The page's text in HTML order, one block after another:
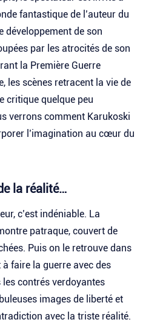
fantastique de l’auteur du
développement de son
par les atrocités de son
la Première Guerre
les scènes retracent la vie de
critique quelque peu
verrons comment Karukoski
l’imagination au cœur du
la réalité…
c’est indéniable. La
patraque, couvert de
Puis on le retrouve dans
faire la guerre avec des
les contrés verdoyantes
images de liberté et
avec la triste réalité.